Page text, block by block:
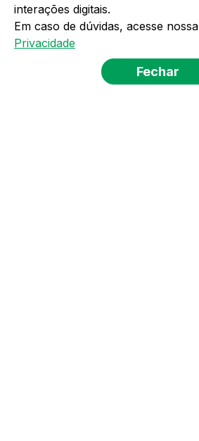
MAIS SERVIÇOS
TERMOS DE USO
interações digitais.
Em caso de dúvidas, acesse nossa
Privacidade
Fechar